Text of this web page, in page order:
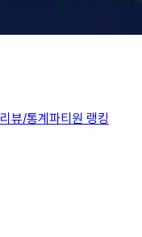
리뷰/통계파티원 랭킹